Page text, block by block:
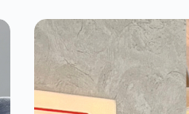
按
摩
咖
啡
廳！
WildBBQ
雄
店
｜